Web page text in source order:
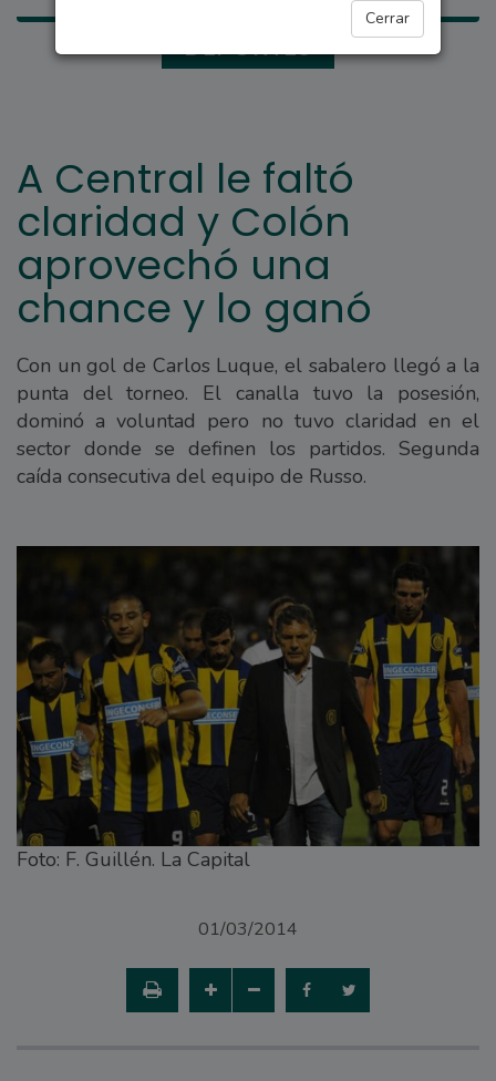
Cerrar
DEPORTES
A Central le faltó
claridad y Colón
aprovechó una
chance y lo ganó
Con un gol de Carlos Luque, el sabalero llegó a la
punta del torneo. El canalla tuvo la posesión,
dominó a voluntad pero no tuvo claridad en el
sector donde se definen los partidos. Segunda
caída consecutiva del equipo de Russo.
Foto: F. Guillén. La Capital
01/03/2014